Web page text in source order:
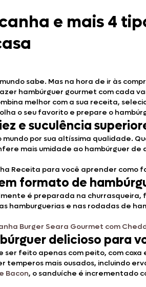
e mais 4
sabe. Mas na hora de ir às
hambúrguer gourmet com cada
melhor com a sua receita,
o seu favorito e prepare o
e suculência
por sua altíssima qualidade.
mais umidade ao hambúrguer
Receita para você aprender como
formato de
é preparada na
hamburguerias e nas rodadas de
Burger Seara Gourmet com
delicioso para
feito apenas com peito, com
mais ousados, incluindo
Bacon, o sanduíche é incrementado